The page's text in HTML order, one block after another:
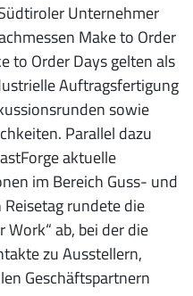
Unternehmer
Make to Order
to Order Days gelten als
Auftragsfertigung
sowie
Parallel dazu
aktuelle
im Bereich Guss- und
rundete die
ab, bei der die
zu Ausstellern,
Geschäftspartnern